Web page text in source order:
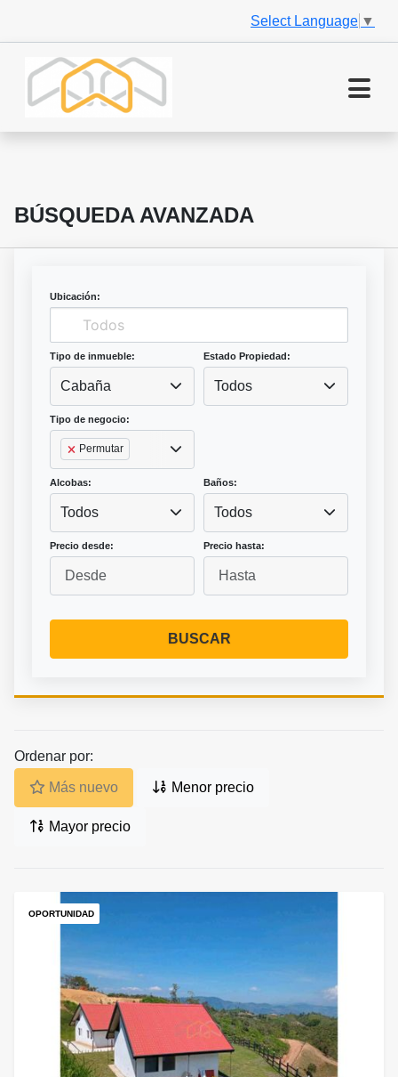
Select Language ▼
BÚSQUEDA AVANZADA
Ubicación:
Tipo de inmueble:
Cabaña
Estado Propiedad:
Todos
Tipo de negocio:
Permutar
Alcobas:
Todos
Baños:
Todos
Precio desde: Precio hasta:
BUSCAR
Ordenar por:
Más nuevo Menor precio
Mayor precio
OPORTUNIDAD